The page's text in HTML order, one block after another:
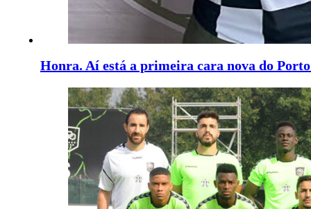
Honra. Aí está a primeira cara nova do Porto